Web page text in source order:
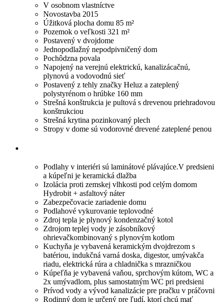
V osobnom vlastníctve
Novostavba 2015
Úžitková plocha domu 85 m²
Pozemok o veľkosti 321 m²
Postavený v dvojdome
Jednopodlažný nepodpivničený dom
Pochôdzna povala
Napojený na verejnú elektrickú, kanalizácačnú,
plynovú a vodovodnú sieť
Postavený z tehly značky Heluz a zateplený
polystyrénom o hrúbke 160 mm
Strešná konštrukcia je pultová s drevenou priehradovou
konštrukciou
Strešná krytina pozinkovaný plech
Stropy v dome sú vodorovné drevené zateplené penou
Podlahy v interiéri sú laminátové plávajúce.V predsieni
a kúpeľni je keramická dlažba
Izolácia proti zemskej vlhkosti pod celým domom
Hydrobit + asfaltový náter
Zabezpečovacie zariadenie domu
Podlahové vykurovanie teplovodné
Zdroj tepla je plynový kondenzačný kotol
Zdrojom teplej vody je zásobníkový
ohrievačkombinovaný s plynovým kotlom
Kuchyňa je vybavená keramickým dvojdrezom s
batériou, indukčná varná doska, digestor, umývakča
riadu, elektrická rúra a chladnička s mrazničkou
Kúpeľňa je vybavená vaňou, sprchovým kútom, WC a
2x umývadlom, plus samostatným WC pri predsieni
Prívod vody a vývod kanalizácie pre pračku v práčovni
Rodinný dom je určený pre ľudí, ktorí chcú mať